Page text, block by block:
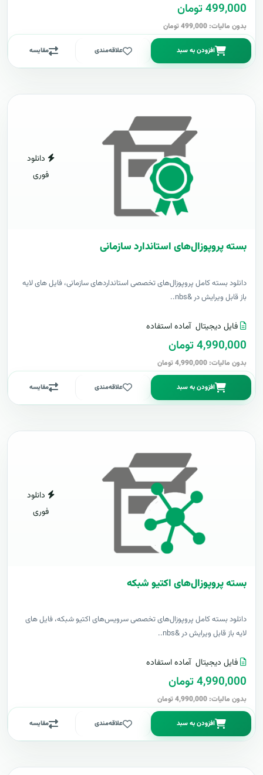
499,000 تومان
بدون مالیات: 499,000 تومان
افزودن به سبد علاقه‌مندی مقایسه
دانلود
فوری
بسته پروپوزال‌های استاندارد سازمانی
دانلود بسته کامل پروپوزال‌های تخصصی استانداردهای سازمانی، فایل های لایه
باز قابل ویرایش در &nbs..
فایل دیجیتال آماده استفاده
4,990,000 تومان
بدون مالیات: 4,990,000 تومان
افزودن به سبد علاقه‌مندی مقایسه
دانلود
فوری
بسته پروپوزال‌های اکتیو شبکه
دانلود بسته کامل پروپوزال‌های تخصصی سرویس‌های اکتیو شبکه، فایل های
لایه باز قابل ویرایش در &nbs..
فایل دیجیتال آماده استفاده
4,990,000 تومان
بدون مالیات: 4,990,000 تومان
افزودن به سبد علاقه‌مندی مقایسه